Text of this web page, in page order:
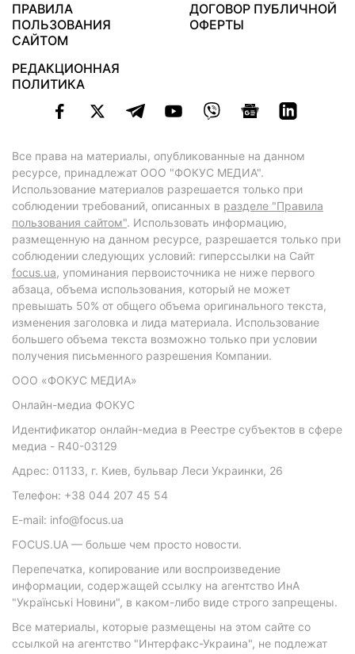
ПРАВИЛА
ПОЛЬЗОВАНИЯ
САЙТОМ
ДОГОВОР ПУБЛИЧНОЙ
ОФЕРТЫ
РЕДАКЦИОННАЯ
ПОЛИТИКА
Все права на материалы, опубликованные на данном
ресурсе, принадлежат ООО "ФОКУС МЕДИА".
Использование материалов разрешается только при
соблюдении требований, описанных в разделе "Правила
пользования сайтом". Использовать информацию,
размещенную на данном ресурсе, разрешается только при
соблюдении следующих условий: гиперссылки на Сайт
focus.ua, упоминания первоисточника не ниже первого
абзаца, объема использования, который не может
превышать 50% от общего объема оригинального текста,
изменения заголовка и лида материала. Использование
большего объема текста возможно только при условии
получения письменного разрешения Компании.
ООО «ФОКУС МЕДИА»
Онлайн-медиа ФОКУС
Идентификатор онлайн-медиа в Реестре субъектов в сфере
медиа - R40-03129
Адрес: 01133, г. Киев, бульвар Леси Украинки, 26
Телефон: +38 044 207 45 54
E-mail: info@focus.ua
FOCUS.UA — больше чем просто новости.
Перепечатка, копирование или воспроизведение
информации, содержащей ссылку на агентство ИнА
"Українські Новини", в каком-либо виде строго запрещены.
Все материалы, которые размещены на этом сайте со
ссылкой на агентство "Интерфакс-Украина", не подлежат